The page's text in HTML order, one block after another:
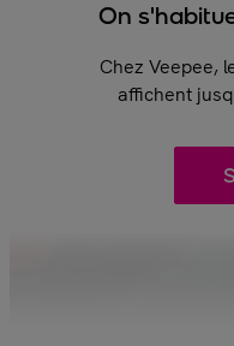
On
Chez Veepee,
affichent